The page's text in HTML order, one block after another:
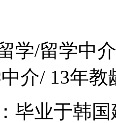
学/留学中
介/ 13年教
毕业于韩